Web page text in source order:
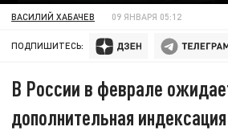
ВАСИЛИЙ ХАБАЧЕВ 09 ЯНВАРЯ 05:12
ПОДПИШИТЕСЬ:
В России в феврале
дополнительная